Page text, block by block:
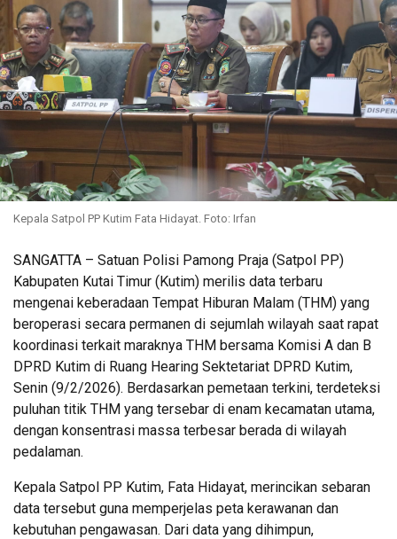
Kepala Satpol PP Kutim Fata Hidayat. Foto: Irfan
SANGATTA – Satuan Polisi Pamong Praja (Satpol PP)
Kabupaten Kutai Timur (Kutim) merilis data terbaru
mengenai keberadaan Tempat Hiburan Malam (THM) yang
beroperasi secara permanen di sejumlah wilayah saat rapat
koordinasi terkait maraknya THM bersama Komisi A dan B
DPRD Kutim di Ruang Hearing Sektetariat DPRD Kutim,
Senin (9/2/2026). Berdasarkan pemetaan terkini, terdeteksi
puluhan titik THM yang tersebar di enam kecamatan utama,
dengan konsentrasi massa terbesar berada di wilayah
pedalaman.
Kepala Satpol PP Kutim, Fata Hidayat, merincikan sebaran
data tersebut guna memperjelas peta kerawanan dan
kebutuhan pengawasan. Dari data yang dihimpun,